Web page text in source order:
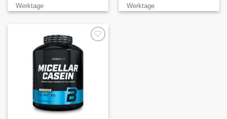
Varianten
auf.
Produktseite
gewählt
werden
Werktage
Varianten
auf.
Werktage
Auf die